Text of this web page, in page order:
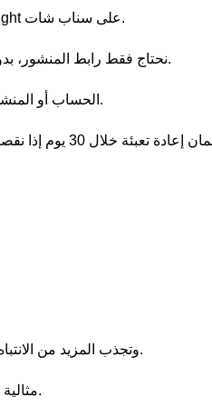
❤️ زيادة لايكات لمنشورات Spotlight على سناب شات.
📲 نحتاج فقط رابط المنشور، بدون الحاجة لأي معلومات دخول.
🔓 الحساب أو المنشور يجب أن يكون متاح للجمهور.
تعزز ظهور الفيديو في Spotlight وتجذب المزيد من الانتباه.
مثالية لدعم المحتوى الترفيهي والإعلاني.